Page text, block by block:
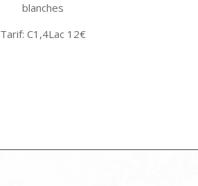
blanches
Tarif: C1,4Lac 12€